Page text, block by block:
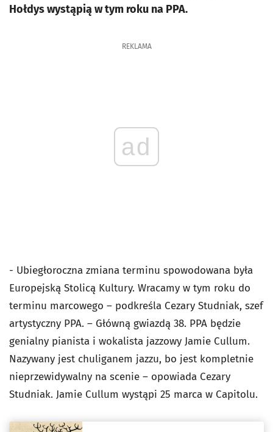
Hołdys wystąpią w tym roku na PPA.
REKLAMA
ad
- Ubiegłoroczna zmiana terminu spowodowana była
Europejską Stolicą Kultury. Wracamy w tym roku do
terminu marcowego – podkreśla Cezary Studniak, szef
artystyczny PPA. – Główną gwiazdą 38. PPA będzie
genialny pianista i wokalista jazzowy Jamie Cullum.
Nazywany jest chuliganem jazzu, bo jest kompletnie
nieprzewidywalny na scenie – opowiada Cezary
Studniak. Jamie Cullum wystąpi 25 marca w Capitolu.